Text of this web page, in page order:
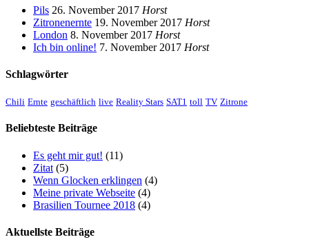
Pils 26. November 2017 Horst
Zitronenernte 19. November 2017 Horst
London 8. November 2017 Horst
Ich bin online! 7. November 2017 Horst
Schlagwörter
Chili Ernte geschäftlich live Reality Stars SAT1 toll TV Zitrone
Beliebteste Beiträge
Es geht mir gut! (11)
Zitat (5)
Wenn Glocken erklingen (4)
Meine private Webseite (4)
Brasilien Tournee 2018 (4)
Aktuellste Beiträge